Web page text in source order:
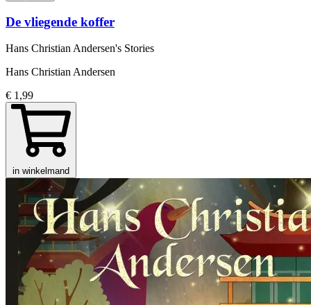
De vliegende koffer
Hans Christian Andersen's Stories
Hans Christian Andersen
€ 1,99
in winkelmand